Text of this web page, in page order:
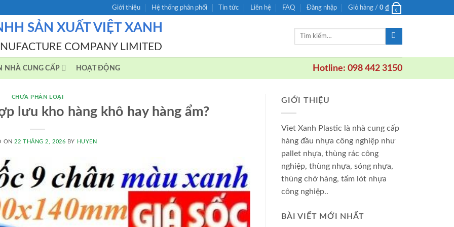
Giới thiệu Hệ thống phân phối Tin tức Liên hệ FAQ Đăng nhập Giỏ hàng / 0 ₫ 0
SẢN XUẤT VIỆT XANH
COMPANY LIMITED
Tìm
NHÀ CUNG CẤP HOẠT ĐỘNG Hotline: 098 442 3150
CHƯA PHÂN LOẠI
lưu kho hàng khô hay hàng ẩm?
ON22 THÁNG 2, 2026 BY HUYEN
GIỚI THIỆU
Viet Xanh Plastic là nhà cung cấp
hàng đầu nhựa công nghiệp như
pallet nhựa, thùng rác công
nghiệp, thùng nhựa, sóng nhựa,
thùng chở hàng, tấm lót nhựa
công nghiệp..
BÀI VIẾT MỚI NHẤT